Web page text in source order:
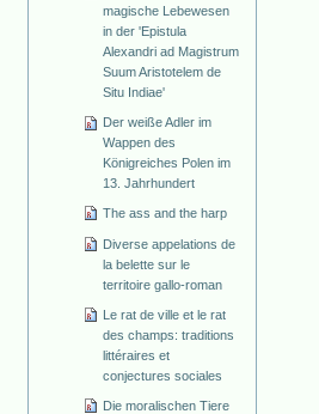
magische Lebewesen
in der 'Epistula
Alexandri ad Magistrum
Suum Aristotelem de
Situ Indiae'
Der weiße Adler im
Wappen des
Königreiches Polen im
13. Jahrhundert
The ass and the harp
Diverse appelations de
la belette sur le
territoire gallo-roman
Le rat de ville et le rat
des champs: traditions
littéraires et
conjectures sociales
Die moralischen Tiere